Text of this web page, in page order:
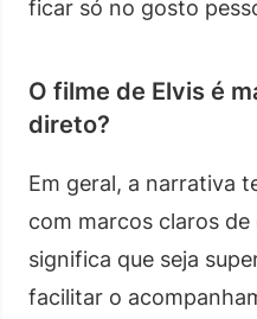
ficar só no gosto
O filme de Elvis é
direto?
Em geral, a narrativa
com marcos claros de
significa que seja
facilitar o